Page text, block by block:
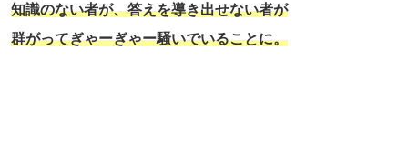
知識のない者が、答えを導き出せない者が
群がってぎゃーぎゃー騒いでいることに。